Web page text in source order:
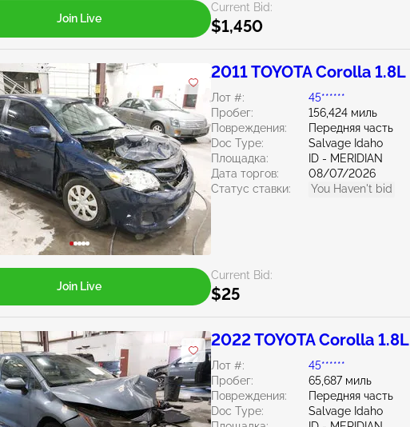
Current Bid:
$1,450
Join Live
2011 TOYOTA Corolla 1.8L
Лот #:
45******
Пробег:
156,424 миль
Повреждения:
Передняя часть
Doc Type:
Salvage Idaho
Площадка:
ID - MERIDIAN
Дата торгов:
08/07/2026
Статус ставки:
You Haven't bid
Current Bid:
$25
Join Live
2022 TOYOTA Corolla 1.8L
Лот #:
45******
Пробег:
65,687 миль
Повреждения:
Передняя часть
Doc Type:
Salvage Idaho